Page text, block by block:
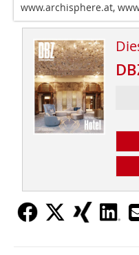
www.archisphere.at,